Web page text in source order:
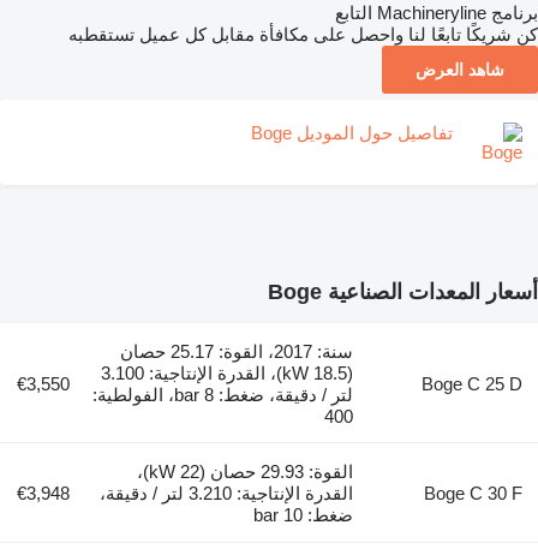
برنامج Machineryline التابع
كن شريكًا تابعًا لنا واحصل على مكافأة مقابل كل عميل تستقطبه
شاهد العرض
تفاصيل حول الموديل Boge
أسعار المعدات الصناعية Boge
Boge C 25 D
سنة: 2017، القوة: 25.17 حصان
(18.5 kW)، القدرة الإنتاجية: 3.100
لتر / دقيقة، ضغط: 8 bar، الفولطية:
400
€3,550
Boge C 30 F
القوة: 29.93 حصان (22 kW)،
القدرة الإنتاجية: 3.210 لتر / دقيقة،
ضغط: 10 bar
€3,948